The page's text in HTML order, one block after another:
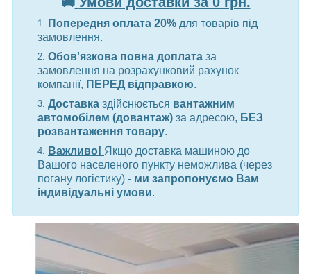
Попередня оплата 20% для товарів під
замовлення.
Обов'язкова повна доплата за
замовлення на розрахунковий рахунок
компанії, ПЕРЕД відправкою.
Доставка здійснюється вантажним
автомобілем (довантаж) за адресою, БЕЗ
розвантаження товару.
Важливо! Якщо доставка машиною до
Вашого населеного пункту неможлива (через
погану логістику) - ми запропонуємо Вам
індивідуальні умови.